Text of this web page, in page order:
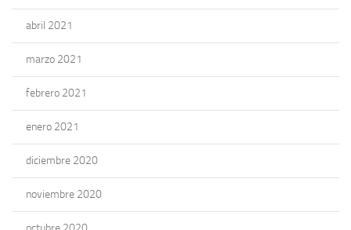
abril 2021
marzo 2021
febrero 2021
enero 2021
diciembre 2020
noviembre 2020